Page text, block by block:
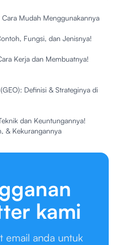
Mudah Menggunakannya
Fungsi, dan Jenisnya!
Kerja dan Membuatnya!
Definisi & Strateginya di
dan Keuntungannya!
& Kekurangannya
kami
email anda untuk